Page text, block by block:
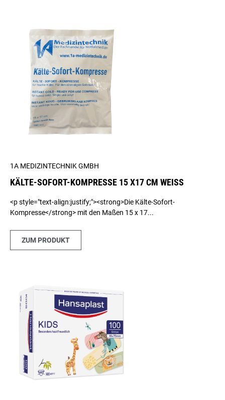
1A MEDIZINTECHNIK GMBH
KÄLTE-SOFORT-KOMPRESSE 15 X17 CM WEISS
<p style="text-align:justify;"><strong>Die Kälte-Sofort-
Kompresse</strong> mit den Maßen 15 x 17...
ZUM PRODUKT